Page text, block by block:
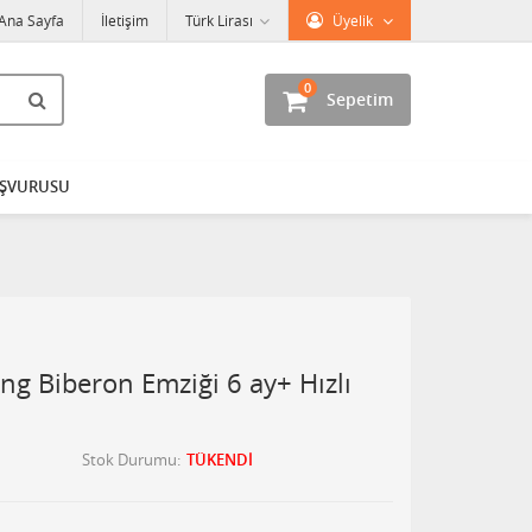
Üyelik
Türk Lirası
Sayfa İletişim
Sepetim
0
Biberon Emziği 6 ay+ Hızlı
Stok Durumu TÜKENDİ